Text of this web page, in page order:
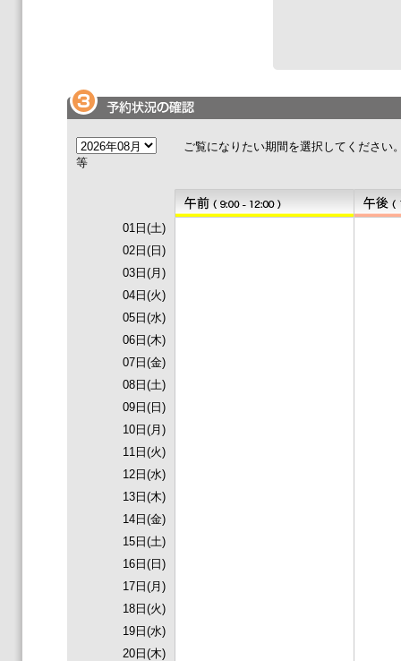
ご覧になりたい期間を選択してくだ
等
01日(土)
02日(日)
03日(月)
04日(火)
05日(水)
06日(木)
07日(金)
08日(土)
09日(日)
10日(月)
11日(火)
12日(水)
13日(木)
14日(金)
15日(土)
16日(日)
17日(月)
18日(火)
19日(水)
20日(木)